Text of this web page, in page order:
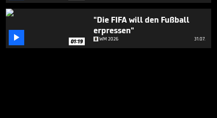
 01:19
"Die FIFA will den Fußball
erpressen"
WM 2026 31.07.